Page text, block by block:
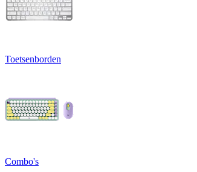
Toetsenborden
Combo's